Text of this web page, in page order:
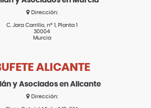
Dirección:
C. Jara Carrillo, nº 1, Planta 1
30004
Murcia
ALICANTE
y Asociados en Alicante
Dirección: